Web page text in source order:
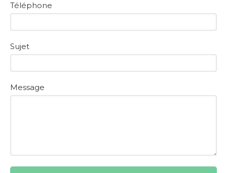
Téléphone
Sujet
Message